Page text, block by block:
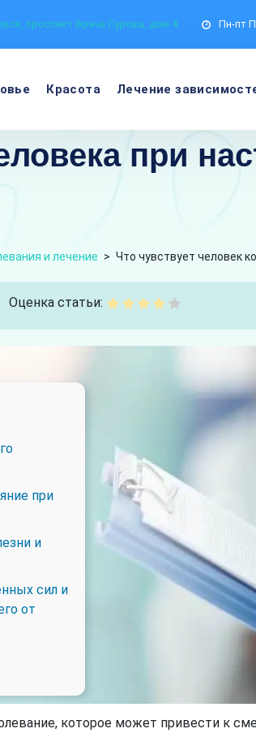
проспект Врача Сурова, дом 4 Пн-пт
Красота Лечение
при
и лечение > Что чувствует человек
Оценка статьи:
при
и
сил и
от
которое может привести к